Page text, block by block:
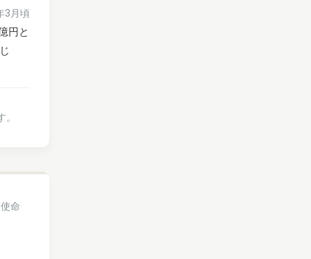
3月頃
円と
命